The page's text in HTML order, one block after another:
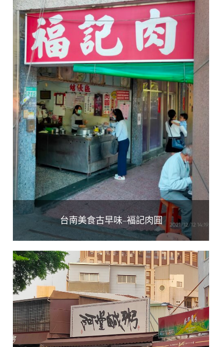
台南美食古早味–褔記肉圓